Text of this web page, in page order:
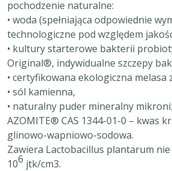
pochodzenie naturalne:
• woda (spełniająca odpowiednie
technologiczne pod względem
• kultury starterowe bakterii
Original®, indywidualne szczepy
• certyfikowana ekologiczna melasa
• sól kamienna,
• naturalny puder mineralny
AZOMITE® CAS 1344-01-0 – kwas
glinowo-wapniowo-sodowa.
Zawiera Lactobacillus plantarum
106 jtk/cm3.